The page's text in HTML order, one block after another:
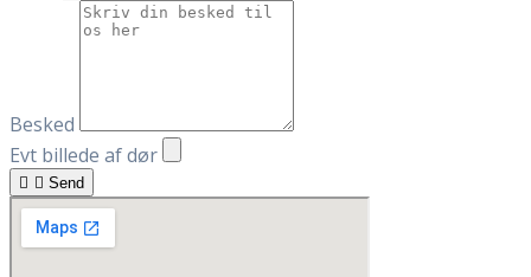
Besked
Evt billede af dør
Send